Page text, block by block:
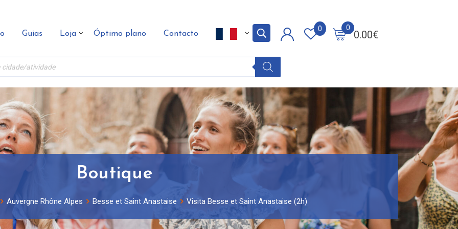
Guias Loja Óptimo plano Contacto 0.00€
0
0
Boutique
Auvergne Rhône Alpes Besse et Saint Anastaise Visita Besse et Saint Anastaise (2h)